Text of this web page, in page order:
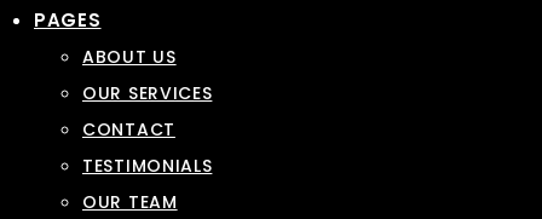
PAGES
ABOUT US
OUR SERVICES
CONTACT
TESTIMONIALS
OUR TEAM